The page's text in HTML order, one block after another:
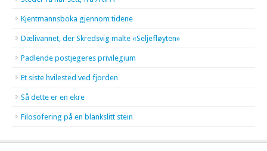
Kjentmannsboka gjennom tidene
Dælivannet, der Skredsvig malte «Seljefløyten»
Padlende postjegeres privilegium
Et siste hvilested ved fjorden
Så dette er en ekre
Filosofering på en blankslitt stein